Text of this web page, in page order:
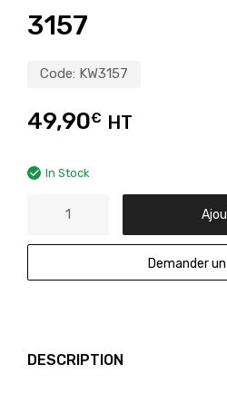
3157
Code: KW3157
49,90€ HT
In Stock
Demander
DESCRIPTION